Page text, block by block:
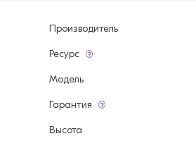
Производитель
Ресурс
Модель
Гарантия
Высота